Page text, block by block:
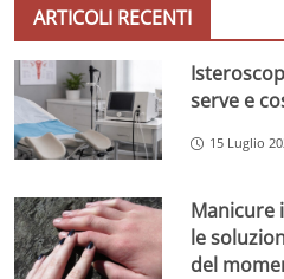
ARTICOLI RECENTI
serve e
15 Luglio
Manicure
le
del